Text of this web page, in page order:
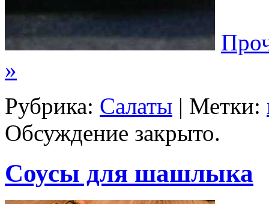
»
Рубрика: Салаты | Метки:
Обсуждение закрыто.
Соусы для шашлыка